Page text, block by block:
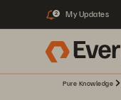
2 My Updates
Pure Knowledge